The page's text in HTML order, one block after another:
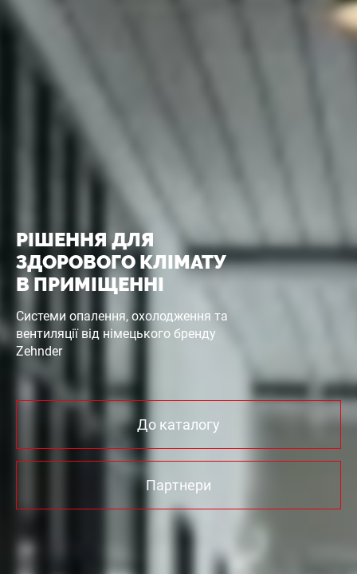
РІШЕННЯ ДЛЯ
ЗДОРОВОГО КЛІМАТУ
В ПРИМІЩЕННІ
Системи опалення, охолодження та
вентиляції від німецького бренду
Zehnder
Партнери
До каталогу